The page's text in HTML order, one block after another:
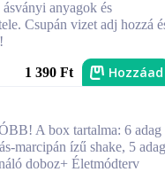
anyagok és
Csupán vizet adj hozzá
1 390 Ft Hozzáad
A box tartalma: 6 adag
marcipán ízű shake, 5 adag
doboz+ Életmódterv